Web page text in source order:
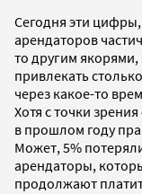
Сегодня эти
арендаторов
то другим
привлекать
через какое-то
Хотя с точки
в прошлом году
Может, 5%
арендаторы,
продолжают